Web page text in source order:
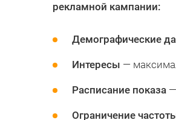
рекламной кампании:
Демографические
Интересы —
Расписание показа
Ограничение